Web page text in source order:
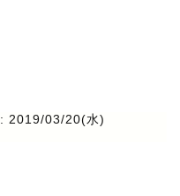
: 2019/03/20(水)